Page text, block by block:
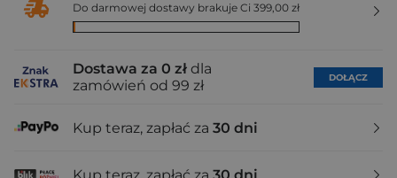
Do darmowej dostawy brakuje Ci 399,00 zł
Dostawa za 0 zł dla
zamówień od 99 zł
DOŁĄCZ
Kup teraz, zapłać za 30 dni
Kup teraz, zapłać za 30 dni